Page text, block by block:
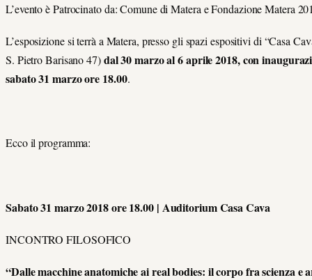
L’evento è Patrocinato da: Comune di Matera e Fondazione Matera
L’esposizione si terrà a Matera, presso gli spazi espositivi di “Casa
S. Pietro Barisano 47)dal 30 marzo al 6 aprile 2018, con
sabato 31 marzo ore 18.00.
Ecco il programma:
Sabato 31 marzo 2018 ore 18.00 | Auditorium Casa Cava
INCONTRO FILOSOFICO
“Dalle macchine anatomiche ai real bodies: il corpo fra scienza e